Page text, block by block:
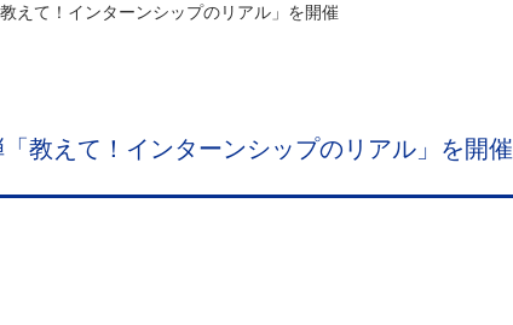
えて！インターンシップのリアル」を開催
教えて！インターンシップのリアル」を開催